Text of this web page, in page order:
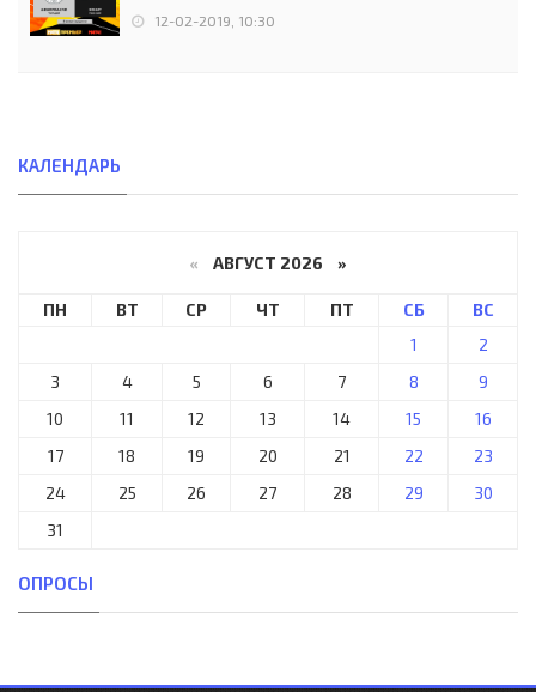
12-02-2019, 10:30
КАЛЕНДАРЬ
« АВГУСТ 2026 »
ПН ВТ СР ЧТ ПТ СБ
ВС
1
2
3
4 5 6 7 8
9
10
11 12 13 14 15
16
17
18 19 20 21 22
23
24
25 26 27 28 29
30
31
ОПРОСЫ